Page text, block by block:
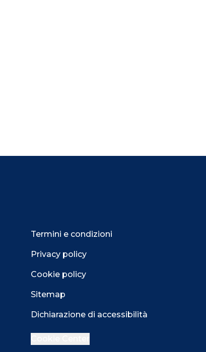
Termini e condizioni
Privacy policy
Cookie policy
Sitemap
Dichiarazione di accessibilità